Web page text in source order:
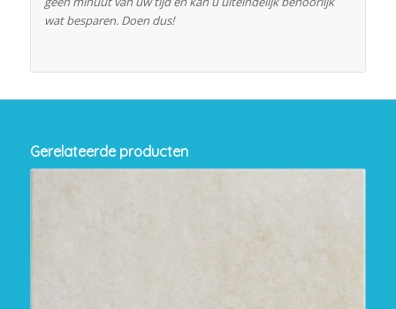
wat besparen. Doen dus!
Gerelateerde producten